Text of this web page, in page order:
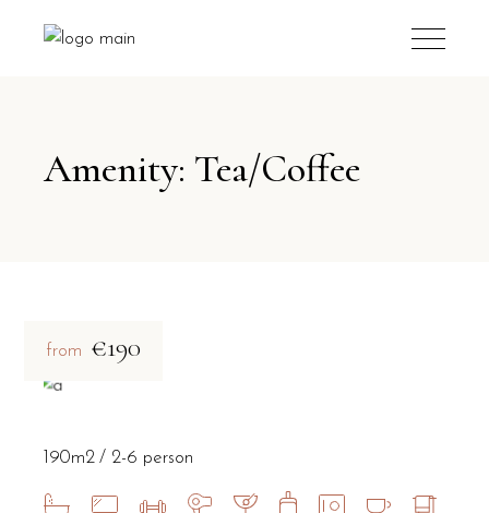
Amenity: Tea/Coffee
from €190
190m2 2-6 person